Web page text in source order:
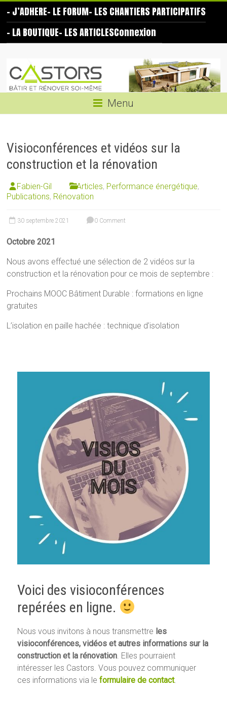
content
– J’ADHERE– LE FORUM– LES CHANTIERS PARTICIPATIFS
– LA BOUTIQUE– LES ARTICLESConnexion
Castors
même
Menu
Visioconférences et vidéos sur la
construction et la rénovation
Fabien-Gil Articles, Performance énergétique,
Publications, Rénovation
30 septembre 2021 0 Comment
Octobre 2021
Nous avons effectué une sélection de 2 vidéos sur la
construction et la rénovation pour ce mois de septembre :
Prochains MOOC Bâtiment Durable : formations en ligne
gratuites
L’isolation en paille hachée : technique d’isolation
Voici des visioconférences
repérées en ligne.
Nous vous invitons à nous transmettre les
visioconférences, vidéos et autres informations sur la
construction et la rénovation. Elles pourraient
intéresser les Castors. Vous pouvez communiquer
ces informations via le formulaire de contact.